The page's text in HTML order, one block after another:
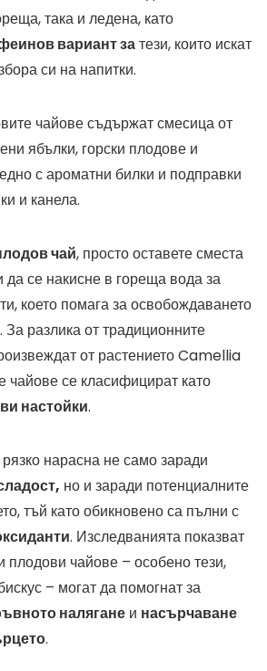
така и ледена, като
вариант затези, които искат
си на напитки.
чайове съдържат смесица от
ябълки, горски плодове и
с ароматни билки и подправки
и канела.
чай, просто оставете сместа
да се накисне в гореща вода за
което помага за освобождаването
За разлика от традиционните
от растението Camellia
чайове се класифицират като
настойки.
нарасна не само заради
но и заради потенциалните
тъй като обикновено са пълни с
. Изследванията показват
плодови чайове – особено тези,
– могат да помогнат за
налягане и насърчаване
.